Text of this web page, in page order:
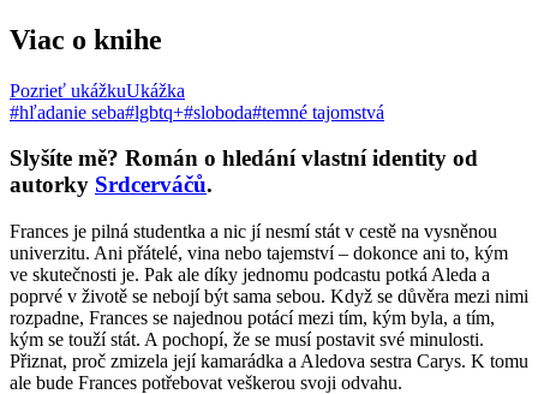
Viac o knihe
Pozrieť ukážkuUkážka
#hľadanie seba#lgbtq+#sloboda#temné tajomstvá
Slyšíte mě? Román o hledání vlastní identity od
autorky Srdcerváčů.
Frances je pilná studentka a nic jí nesmí stát v cestě na vysněnou
univerzitu. Ani přátelé, vina nebo tajemství – dokonce ani to, kým
ve skutečnosti je. Pak ale díky jednomu podcastu potká Aleda a
poprvé v životě se nebojí být sama sebou. Když se důvěra mezi nimi
rozpadne, Frances se najednou potácí mezi tím, kým byla, a tím,
kým se touží stát. A pochopí, že se musí postavit své minulosti.
Přiznat, proč zmizela její kamarádka a Aledova sestra Carys. K tomu
ale bude Frances potřebovat veškerou svoji odvahu.